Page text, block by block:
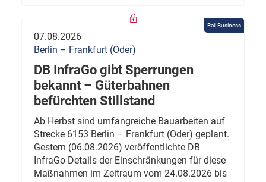
Rail Business
07.08.2026
Berlin – Frankfurt (Oder)
DB InfraGo gibt Sperrungen
bekannt – Güterbahnen
befürchten Stillstand
Ab Herbst sind umfangreiche Bauarbeiten auf
Strecke 6153 Berlin – Frankfurt (Oder) geplant.
Gestern (06.08.2026) veröffentlichte DB
InfraGo Details der Einschränkungen für diese
Maßnahmen im Zeitraum vom 24.08.2026 bis